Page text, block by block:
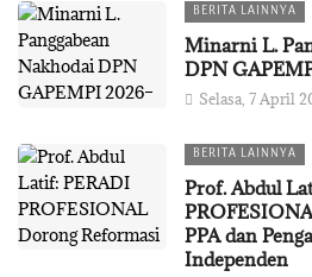
BERITA LAINNYA
Minarni L.
DPN
Selasa, 7 April
BERITA LAINNYA
Prof. Abdul
PPA dan
Independen